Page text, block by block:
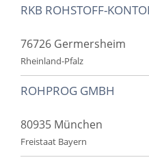
RKB ROHSTOFF-
76726 Germersheim
Rheinland-Pfalz
ROHPROG GMBH
80935 München
Freistaat Bayern